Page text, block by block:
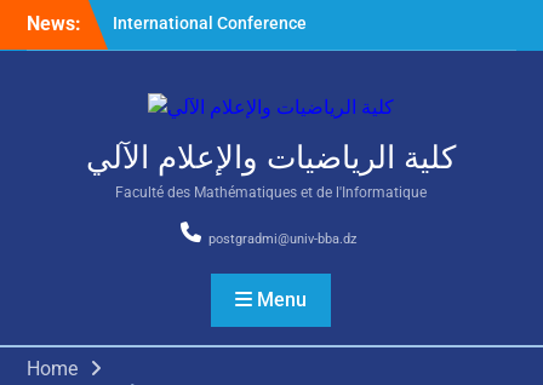
SkipNews:
International Conference
on Nonlinear Mathematical
كلية الرياضيات والإعلام الآلي
Faculté des Mathématiques et de l'Informatique
postgradmi@univ-bba.dz
Menu
Home